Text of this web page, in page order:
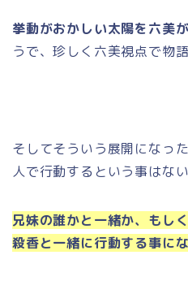
挙動がおかしい太陽を六美
うで、珍しく六美視点で物
そしてそういう展開になっ
人で行動するという事はない
兄妹の誰かと一緒か、もし
殺香と一緒に行動する事に